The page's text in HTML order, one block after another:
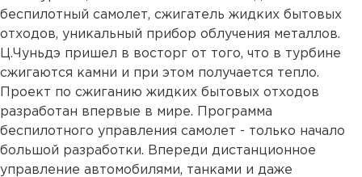
беспилотный самолет, сжигатель жидких бытовых
отходов, уникальный прибор облучения металлов.
Ц.Чуньдэ пришел в восторг от того, что в турбине
сжигаются камни и при этом получается тепло.
Проект по сжиганию жидких бытовых отходов
разработан впервые в мире. Программа
беспилотного управления самолет - только начало
большой разработки. Впереди дистанционное
управление автомобилями, танками и даже